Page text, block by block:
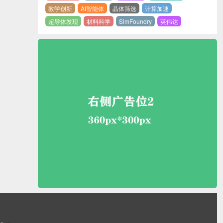
教学创新 AI智能体 晶体筛选
计算加速
超导体发现
材料科学 SimFoundry 英伟达